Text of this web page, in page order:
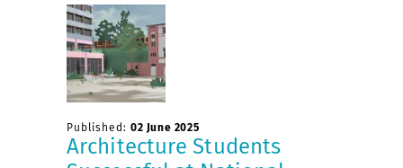
Published: 02 June 2025
Architecture Students